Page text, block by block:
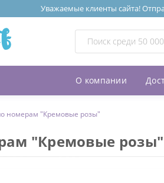
Уважаемые клиенты сайта!
О компании
номерам "Кремовые розы"
"Кремовые розы"